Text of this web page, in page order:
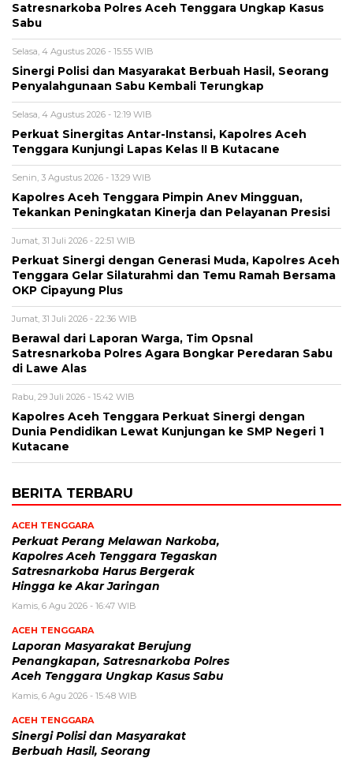
Satresnarkoba Polres Aceh Tenggara Ungkap Kasus
Sabu
Selasa, 4 Agustus 2026 - 15:55 WIB
Sinergi Polisi dan Masyarakat Berbuah Hasil, Seorang
Penyalahgunaan Sabu Kembali Terungkap
Selasa, 4 Agustus 2026 - 12:19 WIB
Perkuat Sinergitas Antar-Instansi, Kapolres Aceh
Tenggara Kunjungi Lapas Kelas II B Kutacane
Senin, 3 Agustus 2026 - 13:29 WIB
Kapolres Aceh Tenggara Pimpin Anev Mingguan,
Tekankan Peningkatan Kinerja dan Pelayanan Presisi
Jumat, 31 Juli 2026 - 22:51 WIB
Perkuat Sinergi dengan Generasi Muda, Kapolres Aceh
Tenggara Gelar Silaturahmi dan Temu Ramah Bersama
OKP Cipayung Plus
Jumat, 31 Juli 2026 - 22:36 WIB
Berawal dari Laporan Warga, Tim Opsnal
Satresnarkoba Polres Agara Bongkar Peredaran Sabu
di Lawe Alas
Rabu, 29 Juli 2026 - 15:42 WIB
Kapolres Aceh Tenggara Perkuat Sinergi dengan
Dunia Pendidikan Lewat Kunjungan ke SMP Negeri 1
Kutacane
BERITA TERBARU
ACEH TENGGARA
Perkuat Perang Melawan Narkoba,
Kapolres Aceh Tenggara Tegaskan
Satresnarkoba Harus Bergerak
Hingga ke Akar Jaringan
Kamis, 6 Agu 2026 - 16:47 WIB
ACEH TENGGARA
Laporan Masyarakat Berujung
Penangkapan, Satresnarkoba Polres
Aceh Tenggara Ungkap Kasus Sabu
Kamis, 6 Agu 2026 - 15:48 WIB
ACEH TENGGARA
Sinergi Polisi dan Masyarakat
Berbuah Hasil, Seorang